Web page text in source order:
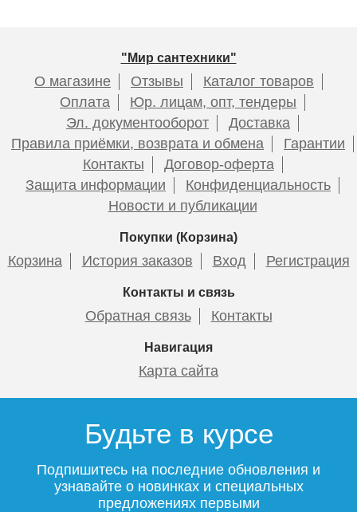
"Мир сантехники"
О магазине Отзывы
Каталог товаров
Оплата
Юр. лицам, опт, тендеры
Эл. документооборот
Доставка
Правила приёмки, возврата и обмена
Гарантии
Контакты
Договор-оферта
Защита информации
Конфиденциальность
Новости и публикации
Покупки (Корзина)
Корзина История заказов Вход Регистрация
Контакты и связь
Обратная связь Контакты
Навигация
Карта сайта
Будьте в курсе
Подпишитесь на последние обновления и
узнавайте о новинках и специальных
предложениях первыми